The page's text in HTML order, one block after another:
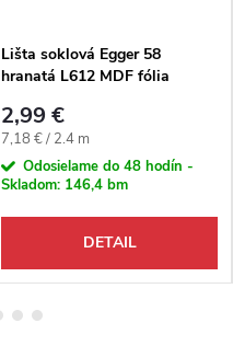
Lišta soklová Egger 58
hranatá L612 MDF fólia
2,99 €
Jednotková cena:
7,18 € / 2.4 m
Odosielame do 48 hodín -
Skladom: 146,4 bm
DETAIL